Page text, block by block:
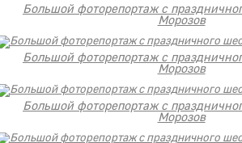
Большой фоторепортаж с
Морозов
Большой фоторепортаж с
Морозов
Большой фоторепортаж с
Морозов